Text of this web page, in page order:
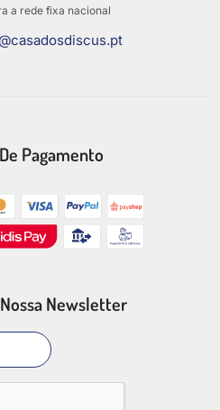
a rede fixa nacional
Pagamento
Newsletter